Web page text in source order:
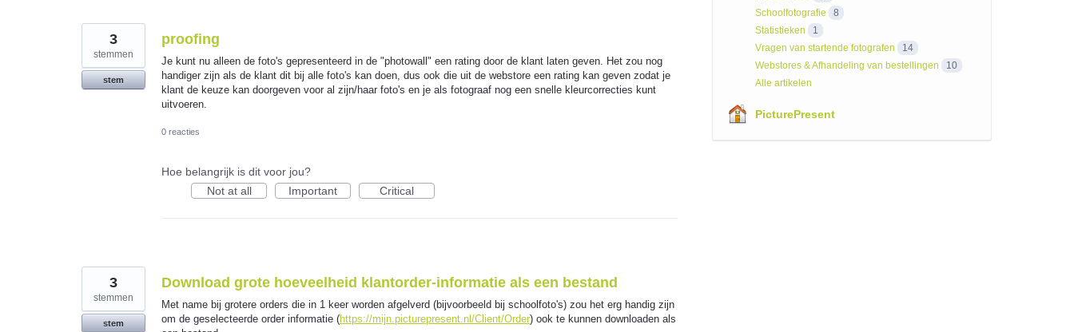
proofing
Je kunt nu alleen de foto's gepresenteerd in de "photowall" een rating door de klant laten geven. Het zou nog
handiger zijn als de klant dit bij alle foto's kan doen, dus ook die uit de webstore een rating kan geven zodat je
klant de keuze kan doorgeven voor al zijn/haar foto's en je als fotograaf nog een snelle kleurcorrecties kunt
uitvoeren.
3
stemmen
stem
0 reacties
Hoe belangrijk is dit voor jou?
Not at all
Important Critical
Download grote hoeveelheid klantorder-informatie als een bestand
Met name bij grotere orders die in 1 keer worden afgelverd (bijvoorbeeld bij schoolfoto's) zou het erg handig zijn
om de geselecteerde order informatie (https://mijn.picturepresent.nl/Client/Order) ook te kunnen downloaden als
3
stemmen
stem
Schoolfotografie
8
Statistieken
1
Vragen van startende fotografen
14
Webstores & Afhandeling van bestellingen
10
Alle artikelen
PicturePresent